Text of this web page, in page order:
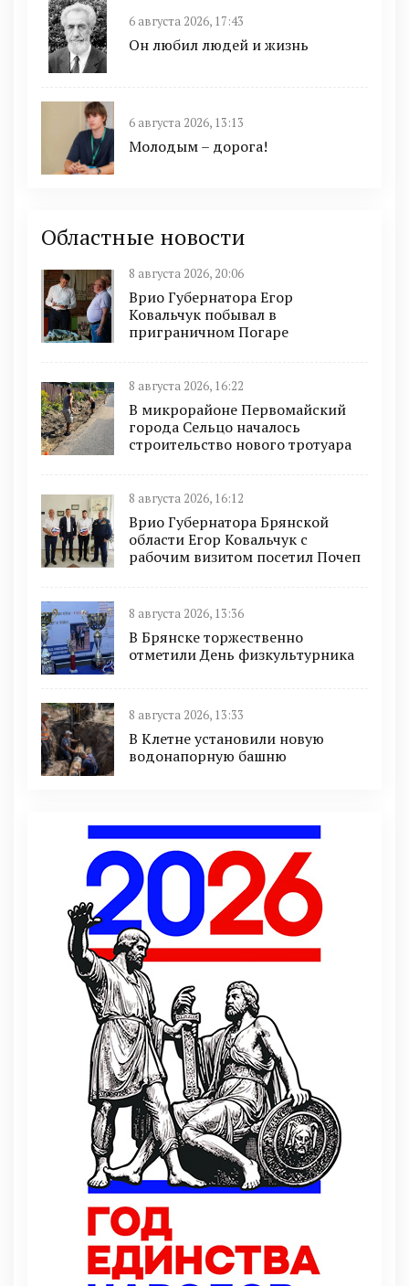
6 августа 2026, 17:43
Он любил людей и жизнь
6 августа 2026, 13:13
Молодым – дорога!
Областные новости
8 августа 2026, 20:06
Врио Губернатора Егор
Ковальчук побывал в
приграничном Погаре
8 августа 2026, 16:22
В микрорайоне Первомайский
города Сельцо началось
строительство нового тротуара
8 августа 2026, 16:12
Врио Губернатора Брянской
области Егор Ковальчук с
рабочим визитом посетил Почеп
8 августа 2026, 13:36
В Брянске торжественно
отметили День физкультурника
8 августа 2026, 13:33
В Клетне установили новую
водонапорную башню